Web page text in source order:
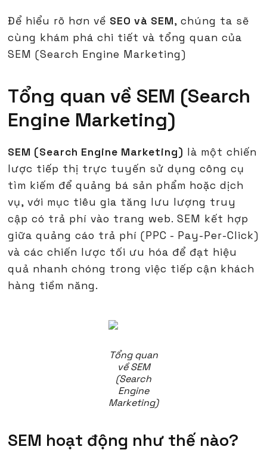
Để hiểu rõ hơn về SEO và SEM, chúng ta sẽ
cùng khám phá chi tiết và tổng quan của
SEM (Search Engine Marketing)
Tổng quan về SEM (Search
Engine Marketing)
SEM (Search Engine Marketing) là một chiến
lược tiếp thị trực tuyến sử dụng công cụ
tìm kiếm để quảng bá sản phẩm hoặc dịch
vụ, với mục tiêu gia tăng lưu lượng truy
cập có trả phí vào trang web. SEM kết hợp
giữa quảng cáo trả phí (PPC - Pay-Per-Click)
và các chiến lược tối ưu hóa để đạt hiệu
quả nhanh chóng trong việc tiếp cận khách
hàng tiềm năng.
Tổng quan
về SEM
(Search
Engine
Marketing)
SEM hoạt động như thế nào?